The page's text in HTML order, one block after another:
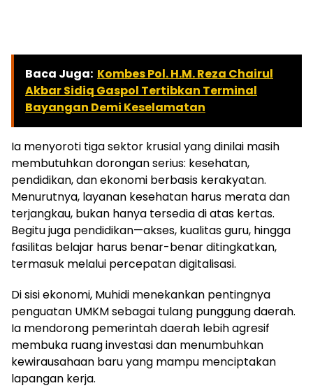
Baca Juga: Kombes Pol. H.M. Reza Chairul
Akbar Sidiq Gaspol Tertibkan Terminal
Bayangan Demi Keselamatan
Ia menyoroti tiga sektor krusial yang dinilai masih
membutuhkan dorongan serius: kesehatan,
pendidikan, dan ekonomi berbasis kerakyatan.
Menurutnya, layanan kesehatan harus merata dan
terjangkau, bukan hanya tersedia di atas kertas.
Begitu juga pendidikan—akses, kualitas guru, hingga
fasilitas belajar harus benar-benar ditingkatkan,
termasuk melalui percepatan digitalisasi.
Di sisi ekonomi, Muhidi menekankan pentingnya
penguatan UMKM sebagai tulang punggung daerah.
Ia mendorong pemerintah daerah lebih agresif
membuka ruang investasi dan menumbuhkan
kewirausahaan baru yang mampu menciptakan
lapangan kerja.